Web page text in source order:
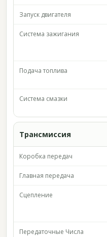
Запуск двигателя
Система зажигания
Подача топлива
Система смазки
Трансмиссия
Коробка передач
Главная передача
Сцепление
Передаточные Числа